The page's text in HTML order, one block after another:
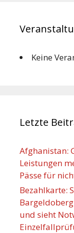
Keine
Letzte
Afghanistan:
Leistungen
Pässe für
Bezahlkarte:
und sieht